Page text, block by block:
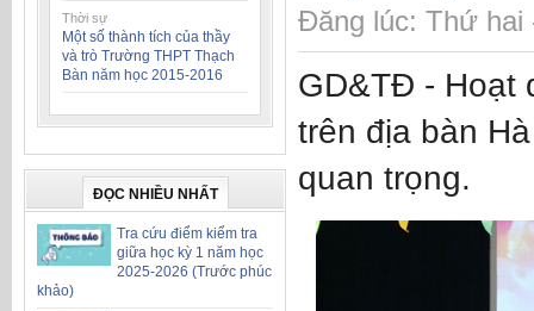
Thời sự
Một số thành tích của thầy
và trò Trường THPT Thạch
Bàn năm học 2015-2016
ĐỌC NHIỀU NHẤT
Tra cứu điểm kiểm tra
giữa học kỳ 1 năm học
2025-2026 (Trước phúc
khảo)
Đăng lúc: Thứ hai
GD&TĐ - Hoạt
trên địa bàn
quan trọng.